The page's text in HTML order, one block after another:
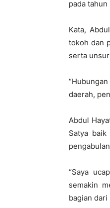
pada tahun
Kata,
tokoh dan
serta
daerah,
Abdul
Satya
“Saya
semakin
bagian dari